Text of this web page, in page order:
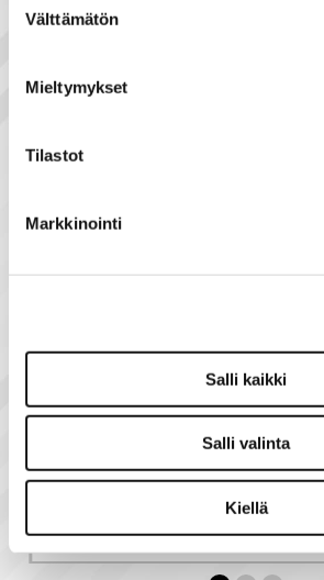
valinta
Välttämätön
Mieltymykset
Tilastot
Markkinointi
Salli kaikki
Salli valinta
Kiellä
Aurinkopaneelitarvikkeet
Jatkokappale
aurinkopaneeli
kiskoon
7,60 €